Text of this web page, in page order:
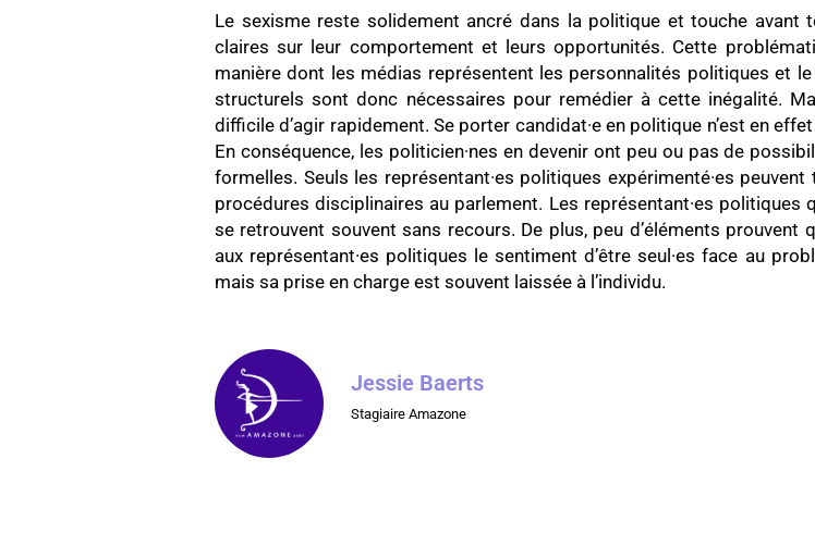
Le sexisme reste solidement ancré dans la politique et touche avant
claires sur leur comportement et leurs opportunités. Cette
manière dont les médias représentent les personnalités politiques et
structurels sont donc nécessaires pour remédier à cette inégalité.
difficile d’agir rapidement. Se porter candidat·e en politique n’est en
En conséquence, les politicien·nes en devenir ont peu ou pas de
formelles. Seuls les représentant·es politiques expérimenté·es
procédures disciplinaires au parlement. Les représentant·es
se retrouvent souvent sans recours. De plus, peu d’éléments
aux représentant·es politiques le sentiment d’être seul·es face au
mais sa prise en charge est souvent laissée à l’individu.
Jessie Baerts
Stagiaire Amazone